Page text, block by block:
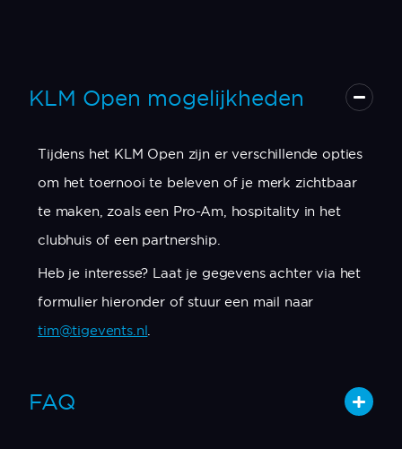
KLM Open mogelijkheden
Tijdens het KLM Open zijn er verschillende opties
om het toernooi te beleven of je merk zichtbaar
te maken, zoals een Pro-Am, hospitality in het
clubhuis of een partnership.
Heb je interesse? Laat je gegevens achter via het
formulier hieronder of stuur een mail naar
tim@tigevents.nl.
FAQ